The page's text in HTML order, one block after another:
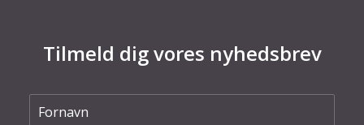
Tilmeld dig vores nyhedsbrev